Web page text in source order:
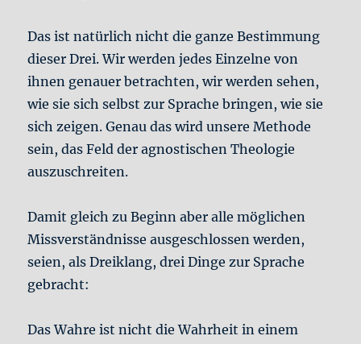
Das ist natürlich nicht die ganze Bestimmung
dieser Drei. Wir werden jedes Einzelne von
ihnen genauer betrachten, wir werden sehen,
wie sie sich selbst zur Sprache bringen, wie sie
sich zeigen. Genau das wird unsere Methode
sein, das Feld der agnostischen Theologie
auszuschreiten.
Damit gleich zu Beginn aber alle möglichen
Missverständnisse ausgeschlossen werden,
seien, als Dreiklang, drei Dinge zur Sprache
gebracht:
Das Wahre ist nicht die Wahrheit in einem